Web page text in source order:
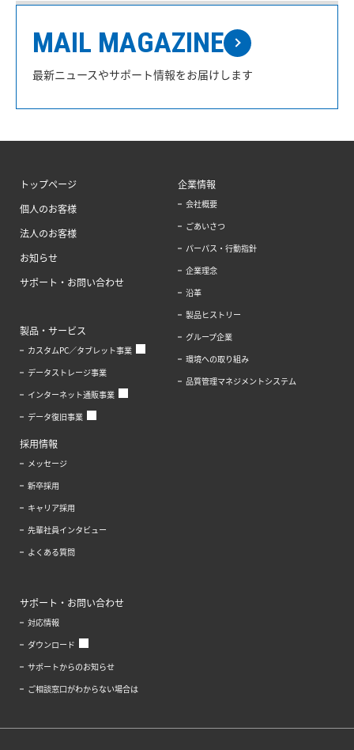
MAIL MAGAZINE
最新ニュースやサポート情報をお届けします
トップページ
個人のお客様
法人のお客様
お知らせ
サポート・お問い合わせ
製品・サービス
カスタムPC／タブレット事業
データストレージ事業
インターネット通販事業
データ復旧事業
企業情報
会社概要
ごあいさつ
パーパス・行動指針
企業理念
沿革
製品ヒストリー
グループ企業
環境への取り組み
品質管理マネジメントシステム
採用情報
メッセージ
新卒採用
キャリア採用
先輩社員インタビュー
よくある質問
サポート・お問い合わせ
対応情報
ダウンロード
サポートからのお知らせ
ご相談窓口がわからない場合は